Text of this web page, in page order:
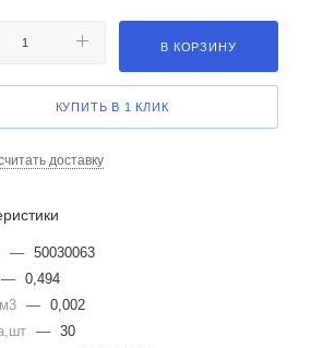
В КОРЗИНУ
КУПИТЬ В 1 КЛИК
доставку
— 50030063
— 0,494
— 0,002
— 30